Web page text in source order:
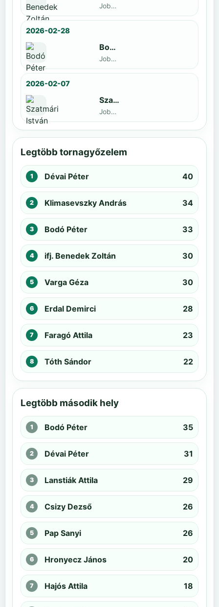
Jobbak · döntős: id. Benedek Zoltán
2026-02-28
Bodó Péter
Jobbak · döntős: Kocsó Sándor
2026-02-07
Szatmári István
Jobbak · döntős: Kiss Barnabás
Legtöbb tornagyőzelem
Dévai Péter 40
Klimasevszky András 34
Bodó Péter 33
ifj. Benedek Zoltán 30
Varga Géza 30
Erdal Demirci 28
Faragó Attila 23
Tóth Sándor 22
Legtöbb második hely
Bodó Péter 35
Dévai Péter 31
Lanstiák Attila 29
Csizy Dezső 26
Pap Sanyi 26
Hronyecz János 20
Hajós Attila 18